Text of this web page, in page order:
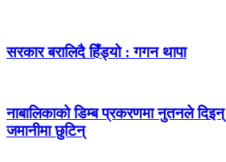
सरकार बरालिदै हिँड्यो : गगन थापा
नाबालिकाको डिम्ब प्रकरणमा नुतनले दिइन्
जमानीमा छुटिन्